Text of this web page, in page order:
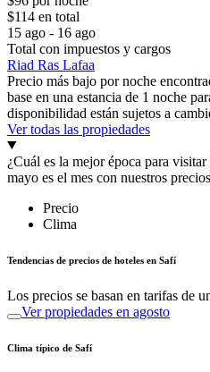
$114 en total
15 ago - 16 ago
Total con impuestos y cargos
Riad Ras Lafaa
Precio más bajo por noche
base en una estancia de 1 noche
disponibilidad están sujetos a
Ver todas las propiedades
¿Cuál es la mejor época para visitar
mayo es el mes con nuestros
Precio
Clima
Tendencias de precios de hoteles en Safí
Los precios se basan en tarifas de
Ver propiedades en agosto
Clima típico de Safí